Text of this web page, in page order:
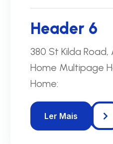
Header 6
380 St Kilda
Home Multipage
Home: